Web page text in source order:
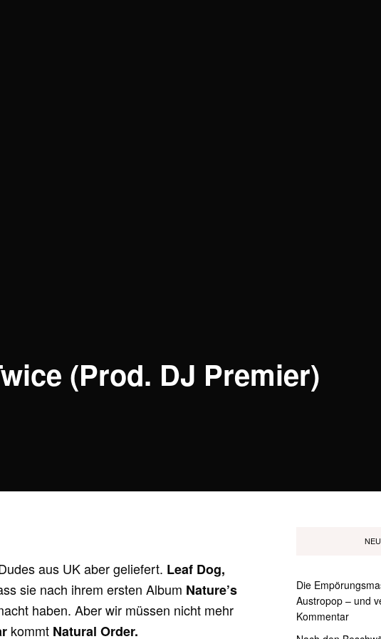
(Prod. DJ Premier)
aus UK aber geliefert. Leaf Dog,
sie nach ihrem ersten Album Nature’s
haben. Aber wir müssen nicht mehr
kommt Natural Order.
Die
Austropop – und
Kommentar